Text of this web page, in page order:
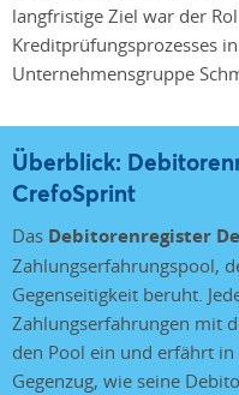
langfristige Ziel war der
Kreditprüfungsprozesses
Unternehmensgruppe
Überblick:
CrefoSprint
Das Debitorenregister
Zahlungserfahrungspool,
Gegenseitigkeit beruht.
Zahlungserfahrungen mit
den Pool ein und erfährt
Gegenzug, wie seine